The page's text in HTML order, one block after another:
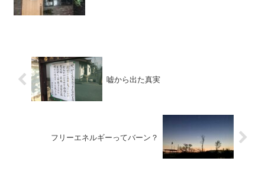
嘘から出た真実
フリーエネルギーってバーン？